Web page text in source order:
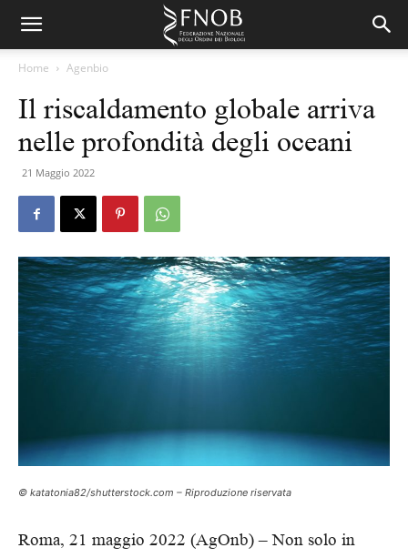
Home Agenbio
Il riscaldamento globale arriva
nelle profondità degli oceani
21 Maggio 2022
© katatonia82/shutterstock.com – Riproduzione riservata
Roma, 21 maggio 2022 (AgOnb) – Non solo in